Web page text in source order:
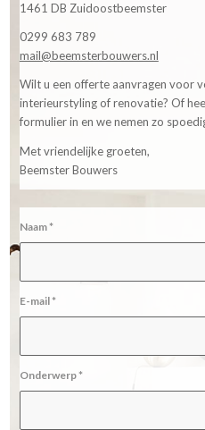
1461 DB Zuidoostbeemster
0299 683 789
mail@beemsterbouwers.nl
Wilt u een offerte aanvragen voor
interieurstyling of renovatie? Of
formulier in en we nemen zo
Met vriendelijke groeten,
Beemster Bouwers
Naam *
E-mail *
Onderwerp *